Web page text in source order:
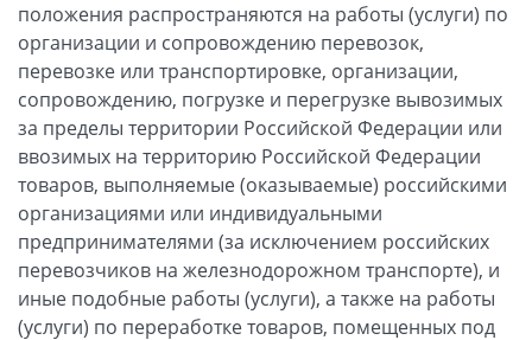
положения распространяются на работы (услуги) по
организации и сопровождению перевозок,
перевозке или транспортировке, организации,
сопровождению, погрузке и перегрузке вывозимых
за пределы территории Российской Федерации или
ввозимых на территорию Российской Федерации
товаров, выполняемые (оказываемые) российскими
организациями или индивидуальными
предпринимателями (за исключением российских
перевозчиков на железнодорожном транспорте), и
иные подобные работы (услуги), а также на работы
(услуги) по переработке товаров, помещенных под